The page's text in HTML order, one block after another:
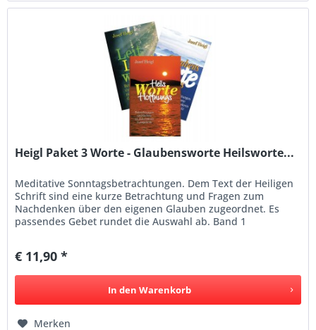
Heigl Paket 3 Worte - Glaubensworte Heilsworte...
Meditative Sonntagsbetrachtungen. Dem Text der Heiligen
Schrift sind eine kurze Betrachtung und Fragen zum
Nachdenken über den eigenen Glauben zugeordnet. Es
passendes Gebet rundet die Auswahl ab. Band 1
€ 11,90 *
In den Warenkorb
Merken